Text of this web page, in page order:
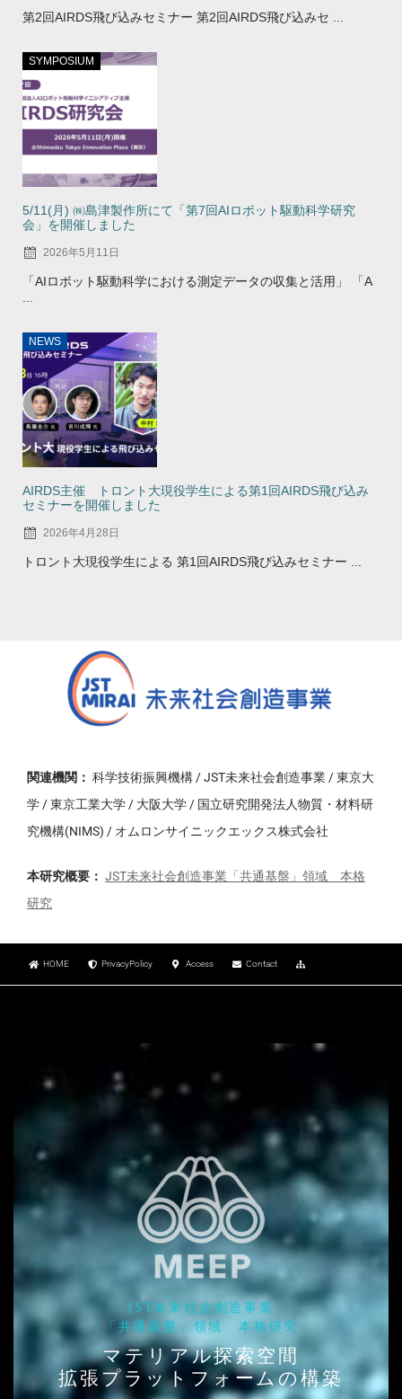
第2回AIRDS飛び込みセミナー 第2回AIRDS飛び込みセ ...
SYMPOSIUM
5/11(月) ㈱島津製作所にて「第7回AIロボット駆動科学研究
会」を開催しました
2026年5月11日
「AIロボット駆動科学における測定データの収集と活用」 「A
NEWS
AIRDS主催 トロント大現役学生による第1回AIRDS飛び込み
セミナーを開催しました
2026年4月28日
トロント大現役学生による 第1回AIRDS飛び込みセミナー ...
関連機関： 科学技術振興機構 / JST未来社会創造事業 / 東京大
学 / 東京工業大学 / 大阪大学 / 国立研究開発法人物質・材料研
究機構(NIMS) / オムロンサイニックエックス株式会社
本研究概要： JST未来社会創造事業「共通基盤」領域 本格
研究
HOME PrivacyPolicy Access Contact
JST未来社会創造事業
「共通基盤」領域 本格研究
マテリアル探索空間
拡張プラットフォームの構築